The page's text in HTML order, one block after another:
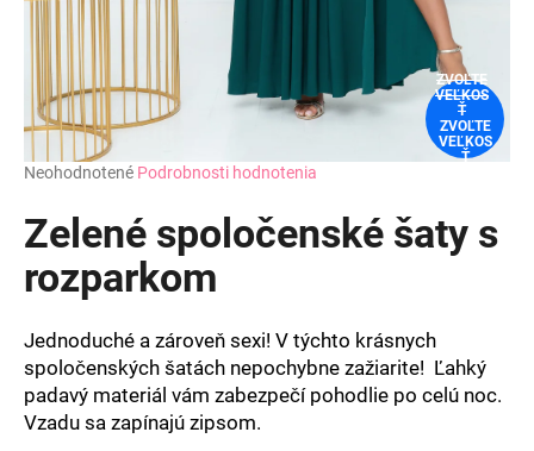
Priemerné
produktu
je
hviezdičiek.
Neohodnotené Podrobnosti hodnotenia
Zelené spoločenské šaty s
rozparkom
Jednoduché a zároveň sexi! V týchto krásnych
spoločenských šatách nepochybne zažiarite! Ľahký
padavý materiál vám zabezpečí pohodlie po celú noc.
Vzadu sa zapínajú zipsom.
ZVOĽTE
VEĽKOS
Ť
ZVOĽTE
VEĽKOS
Ť